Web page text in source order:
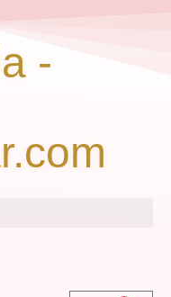
-